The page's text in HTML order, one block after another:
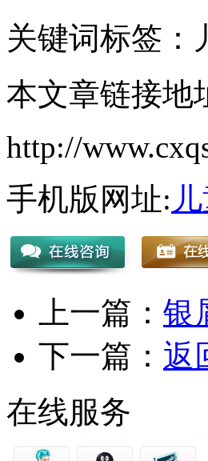
关键词标签：
本文章链接地
http://
手机版网址:
上一篇： 银
下一篇： 返
在线服务